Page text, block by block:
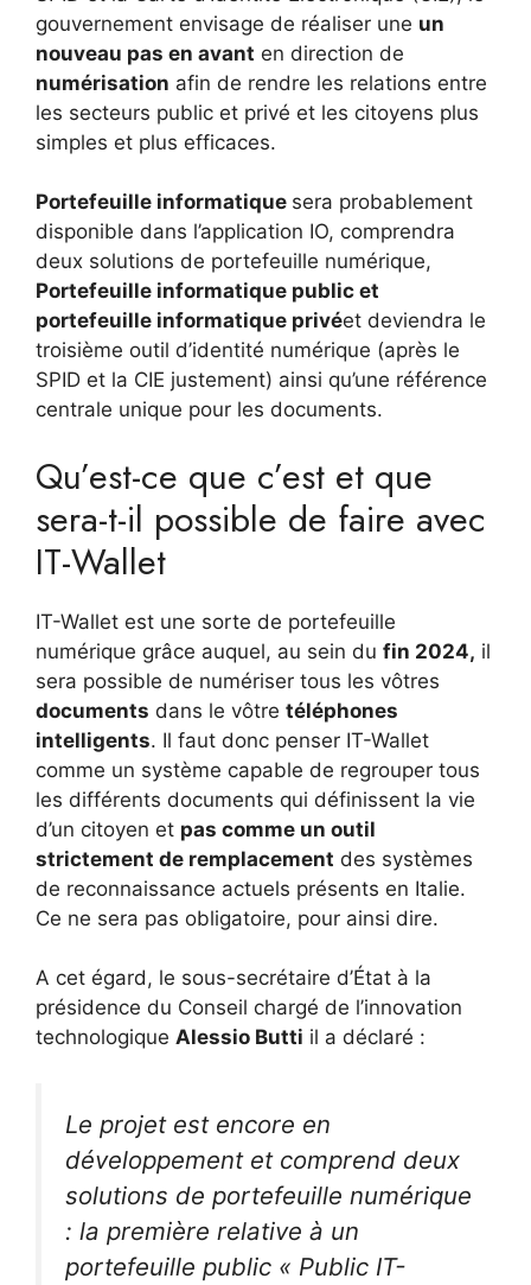
gouvernement envisage de réaliser une un
nouveau pas en avant en direction de
numérisation afin de rendre les relations entre
les secteurs public et privé et les citoyens plus
simples et plus efficaces.
Portefeuille informatique sera probablement
disponible dans l’application IO, comprendra
deux solutions de portefeuille numérique,
Portefeuille informatique public et
portefeuille informatique privéet deviendra le
troisième outil d’identité numérique (après le
SPID et la CIE justement) ainsi qu’une référence
centrale unique pour les documents.
Qu’est-ce que c’est et que
sera-t-il possible de faire avec
IT-Wallet
IT-Wallet est une sorte de portefeuille
numérique grâce auquel, au sein du fin 2024, il
sera possible de numériser tous les vôtres
documents dans le vôtre téléphones
intelligents. Il faut donc penser IT-Wallet
comme un système capable de regrouper tous
les différents documents qui définissent la vie
d’un citoyen et pas comme un outil
strictement de remplacement des systèmes
de reconnaissance actuels présents en Italie.
Ce ne sera pas obligatoire, pour ainsi dire.
A cet égard, le sous-secrétaire d’État à la
présidence du Conseil chargé de l’innovation
technologique Alessio Butti il a déclaré :
Le projet est encore en
développement et comprend deux
solutions de portefeuille numérique
: la première relative à un
portefeuille public « Public IT-